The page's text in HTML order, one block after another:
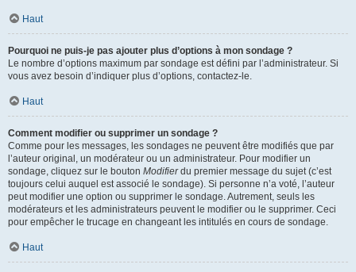
Haut
Pourquoi ne puis-je pas ajouter plus d’options à mon sondage ?
Le nombre d’options maximum par sondage est défini par l’administrateur. Si
vous avez besoin d’indiquer plus d’options, contactez-le.
Haut
Comment modifier ou supprimer un sondage ?
Comme pour les messages, les sondages ne peuvent être modifiés que par
l’auteur original, un modérateur ou un administrateur. Pour modifier un
sondage, cliquez sur le bouton Modifierdu premier message du sujet (c’est
toujours celui auquel est associé le sondage). Si personne n’a voté, l’auteur
peut modifier une option ou supprimer le sondage. Autrement, seuls les
modérateurs et les administrateurs peuvent le modifier ou le supprimer. Ceci
pour empêcher le trucage en changeant les intitulés en cours de sondage.
Haut